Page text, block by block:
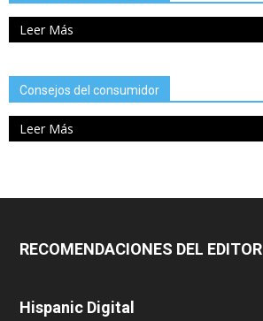
Leer Más
Consejos del consumidor
Leer Más
RECOMENDACIONES DEL EDITOR
Hispanic Digital